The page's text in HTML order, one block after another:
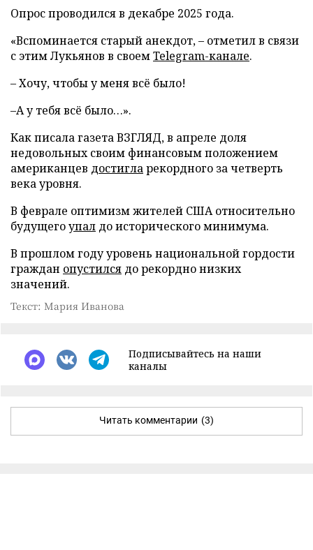
Опрос проводился в декабре 2025 года.
«Вспоминается старый анекдот, – отметил в связи
с этим Лукьянов в своемTelegram-канале.
– Хочу, чтобы у меня всё было!
–А у тебя всё было…».
Как писала газета ВЗГЛЯД, в апреле доля
недовольных своим финансовым положением
американцев достигларекордного за четверть
века уровня.
В феврале оптимизм жителей США относительно
будущегоупал до исторического минимума.
В прошлом году уровень национальной гордости
граждан опустился до рекордно низких
значений.
Текст: Мария Иванова
Подписывайтесь на наши
каналы
Читать комментарии (3)